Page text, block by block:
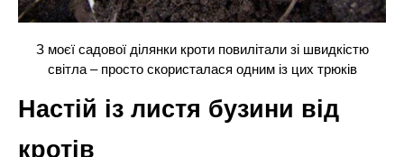
З моєї садової ділянки кроти повилітали зі швидкістю
світла – просто скористалася одним із цих трюків
Настій із листя бузини від
кротів